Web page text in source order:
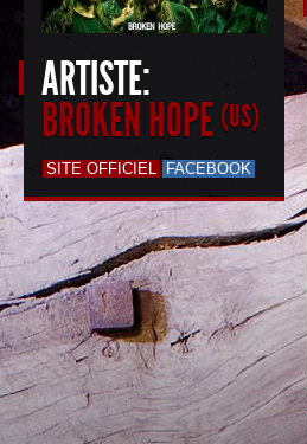
ARTISTE:
BROKEN HOPE (US)
SITE OFFICIEL FACEBOOK